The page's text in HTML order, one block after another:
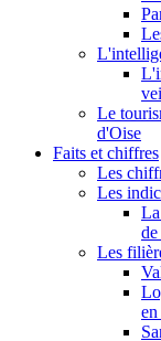
Le
d'Oise
Faits et chiffres
Les
Les
Les